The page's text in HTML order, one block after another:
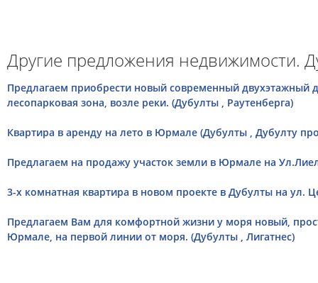
Другие предложения недвижимости.
Предлагаем приобрести новый современный двухэтажный
лесопарковая зона, возле реки. (Дубулты , Раутенберга)
Квартира в аренду на лето в Юрмале (Дубулты , Дубулту
Предлагаем на продажу участок земли в Юрмале на
3-х комнатная квартирa в новом проекте в Дубулты на ул.
Предлагаем Вам для комфортной жизни у моря новый,
Юрмале, на первой линии от моря. (Дубулты , Лигатнес)